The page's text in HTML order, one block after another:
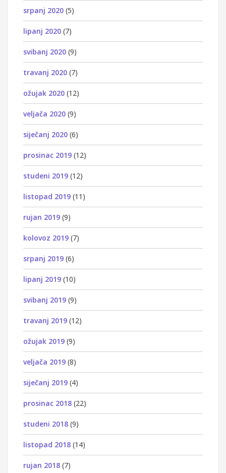
srpanj 2020 (5)
lipanj 2020 (7)
svibanj 2020 (9)
travanj 2020 (7)
ožujak 2020 (12)
veljača 2020 (9)
siječanj 2020 (6)
prosinac 2019 (12)
studeni 2019 (12)
listopad 2019 (11)
rujan 2019 (9)
kolovoz 2019 (7)
srpanj 2019 (6)
lipanj 2019 (10)
svibanj 2019 (9)
travanj 2019 (12)
ožujak 2019 (9)
veljača 2019 (8)
siječanj 2019 (4)
prosinac 2018 (22)
studeni 2018 (9)
listopad 2018 (14)
rujan 2018 (7)